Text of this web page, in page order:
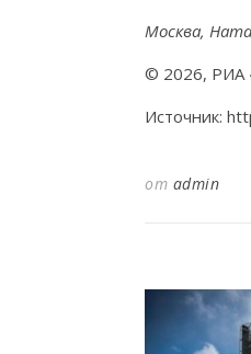
Москва,
© 2026, РИА
Источник:
от admin